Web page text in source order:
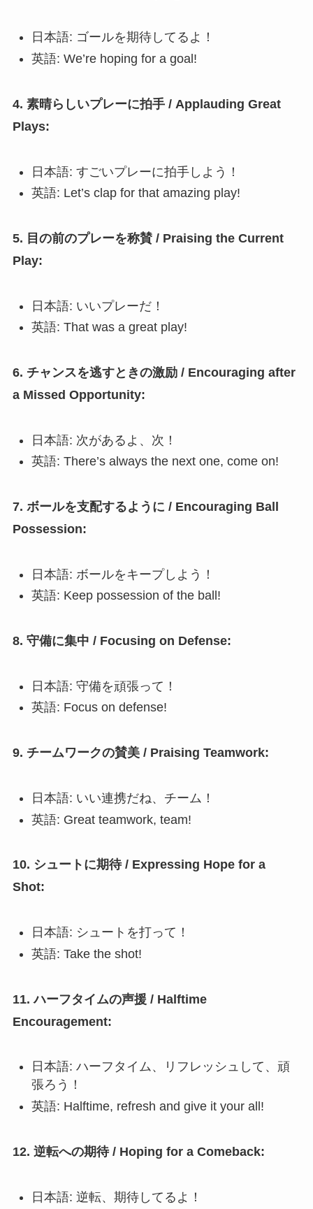
日本語: ゴールを期待してるよ！
英語: We’re hoping for a goal!
4. 素晴らしいプレーに拍手 / Applauding Great
Plays:
日本語: すごいプレーに拍手しよう！
英語: Let’s clap for that amazing play!
5. 目の前のプレーを称賛 / Praising the Current
Play:
日本語: いいプレーだ！
英語: That was a great play!
6. チャンスを逃すときの激励 / Encouraging after
a Missed Opportunity:
日本語: 次があるよ、次！
英語: There’s always the next one, come on!
7. ボールを支配するように / Encouraging Ball
Possession:
日本語: ボールをキープしよう！
英語: Keep possession of the ball!
8. 守備に集中 / Focusing on Defense:
日本語: 守備を頑張って！
英語: Focus on defense!
9. チームワークの賛美 / Praising Teamwork:
日本語: いい連携だね、チーム！
英語: Great teamwork, team!
10. シュートに期待 / Expressing Hope for a
Shot:
日本語: シュートを打って！
英語: Take the shot!
11. ハーフタイムの声援 / Halftime
Encouragement:
日本語: ハーフタイム、リフレッシュして、頑
張ろう！
英語: Halftime, refresh and give it your all!
12. 逆転への期待 / Hoping for a Comeback:
日本語: 逆転、期待してるよ！